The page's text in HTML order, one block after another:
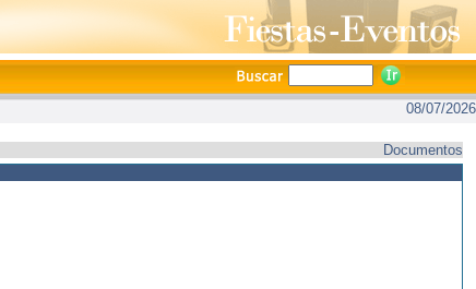
08/07/2026
Documentos